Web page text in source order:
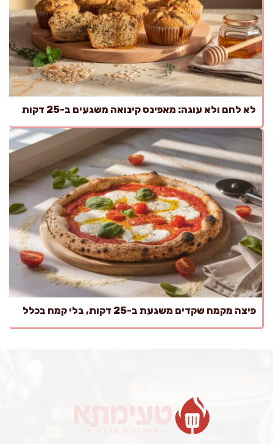
לא לחם ולא עוגה: מאפינס קינואה משגעים ב-25 דקות
פיצה מקמח שקדים משגעת ב-25 דקות, בלי קמח בכלל